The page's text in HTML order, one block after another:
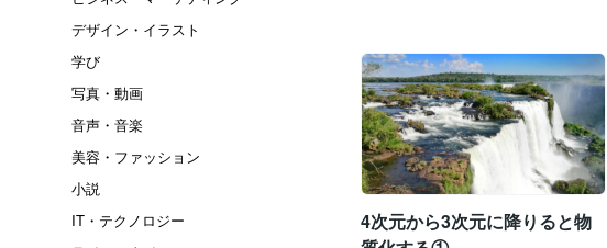
デザイン・イラスト
学び
写真・動画
音声・音楽
美容・ファッション
小説
IT・テクノロジー
4次元から3次元に降りると物